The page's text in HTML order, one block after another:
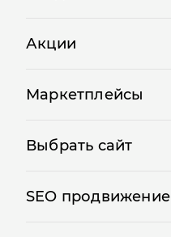
Акции
Маркетплейсы
Выбрать сайт
SEO продвижение